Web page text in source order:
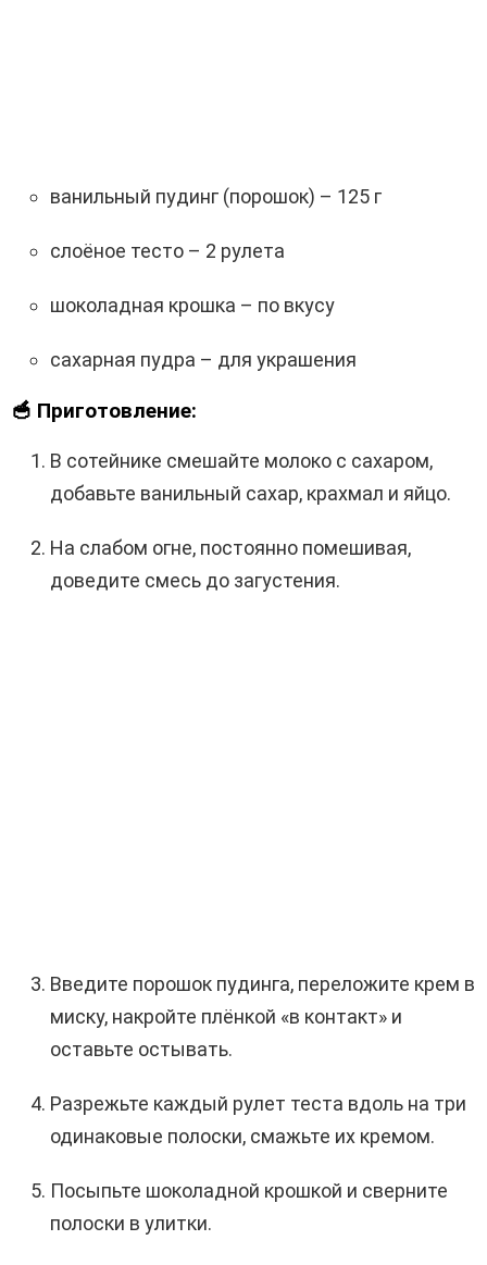
ванильный пудинг (порошок) – 125 г
слоёное тесто – 2 рулета
шоколадная крошка – по вкусу
сахарная пудра – для украшения
🥣 Приготовление:
В сотейнике смешайте молоко с сахаром,
добавьте ванильный сахар, крахмал и яйцо.
На слабом огне, постоянно помешивая,
доведите смесь до загустения.
Введите порошок пудинга, переложите крем в
миску, накройте плёнкой «в контакт» и
оставьте остывать.
Разрежьте каждый рулет теста вдоль на три
одинаковые полоски, смажьте их кремом.
Посыпьте шоколадной крошкой и сверните
полоски в улитки.